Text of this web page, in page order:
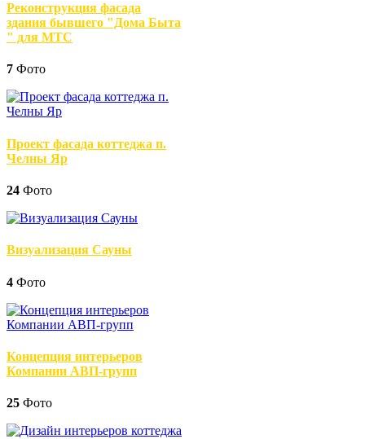
Реконструкция фасада
здания бывшего "Дома Быта
" для МТС
7 Фото
Проект фасада коттеджа п.
Челны Яр
24 Фото
Визуализация Сауны
4 Фото
Концепция интерьеров
Компании АВП-групп
25 Фото